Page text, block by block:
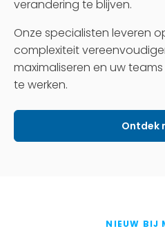
verandering te blijven.
Onze specialisten leveren
complexiteit
maximaliseren en uw
te werken.
Ontdek
NIEUW BIJ